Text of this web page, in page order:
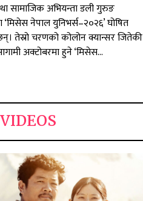
सामाजिक अभियन्ता डली गुरुङ
‘मिसेस नेपाल युनिभर्स–२०२६’ घोषित
तेस्रो चरणको कोलोन क्यान्सर जितेकी
अक्टोबरमा हुने ‘मिसेस...